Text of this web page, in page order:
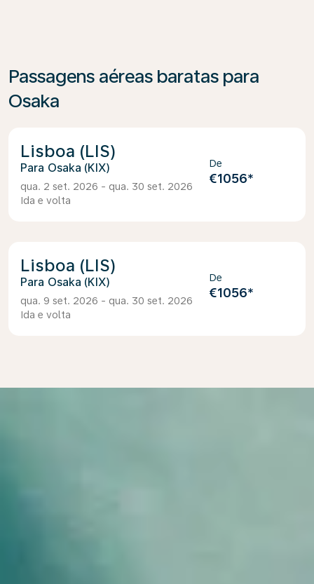
Passagens aéreas baratas para
Osaka
Lisboa (LIS)
Osaka (KIX)
qua. 2 set. 2026 - qua. 30 set. 2026
Ida e volta
De
€1056*
Lisboa (LIS)
Osaka (KIX)
qua. 9 set. 2026 - qua. 30 set. 2026
Ida e volta
De
€1056*